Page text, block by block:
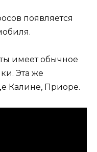
появляется
имеет обычное
Эта же
Калине, Приоре.